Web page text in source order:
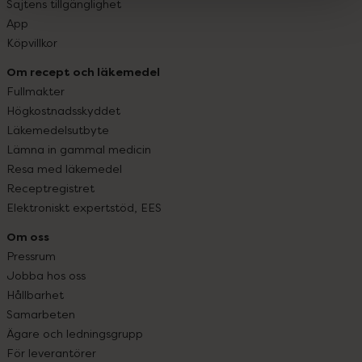
Sajtens tillgänglighet
App
Köpvillkor
Om recept och läkemedel
Fullmakter
Högkostnadsskyddet
Läkemedelsutbyte
Lämna in gammal medicin
Resa med läkemedel
Receptregistret
Elektroniskt expertstöd, EES
Om oss
Pressrum
Jobba hos oss
Hållbarhet
Samarbeten
Ägare och ledningsgrupp
För leverantörer